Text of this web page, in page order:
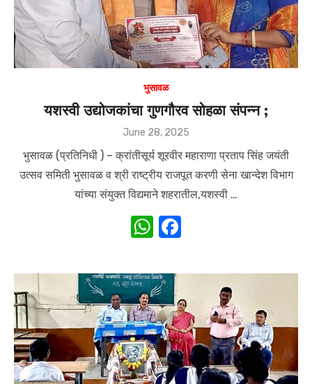
भुसावळ
यशस्वी उद्योजकांचा गुणगौरव सोहळा संपन्न ;
Posted
June 28, 2025
भुसावळ (प्रतिनिधी ) – क्रांतीसूर्य शूरवीर महाराणा प्रताप सिंह जयंती
उत्सव समिती भुसावळ व श्री राष्ट्रीय राजपूत करणी सेना खान्देश विभाग
यांच्या संयुक्त विद्यमाने शहरातील,यशस्वी …
W
at
s
A
p
p
c
b
o
o